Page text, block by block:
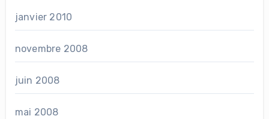
janvier 2010
novembre 2008
juin 2008
mai 2008